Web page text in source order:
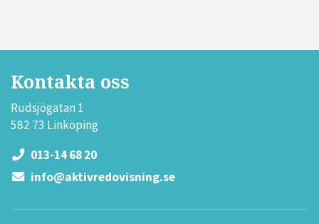
Kontakta oss
Rudsjögatan 1
582 73 Linköping
013-14 68 20
info@aktivredovisning.se